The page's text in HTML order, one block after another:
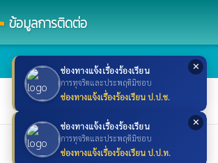
✕
ช่องทางแจ้งเรื่องร้องเรียน
การทุจริตและประพฤติมิชอบ
ช่องทางแจ้งเรื่องร้องเรียน ป.ป.ช.
✕
ช่องทางแจ้งเรื่องร้องเรียน
การทุจริตและประพฤติมิชอบ
ช่องทางแจ้งเรื่องร้องเรียน ป.ป.ท.
ข้อมูลการติดต่อ